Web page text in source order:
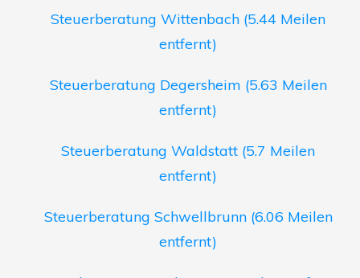
Steuerberatung Wittenbach (5.44 Meilen
entfernt)
Steuerberatung Degersheim (5.63 Meilen
entfernt)
Steuerberatung Waldstatt (5.7 Meilen
entfernt)
Steuerberatung Schwellbrunn (6.06 Meilen
entfernt)